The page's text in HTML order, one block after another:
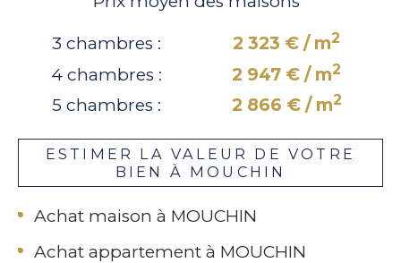
3 chambres : 2 323 € / m2
4 chambres : 2 947 € / m2
5 chambres : 2 866 € / m2
ESTIMER LA VALEUR DE VOTRE
BIEN À MOUCHIN
Achat maison à MOUCHIN
Achat appartement à MOUCHIN